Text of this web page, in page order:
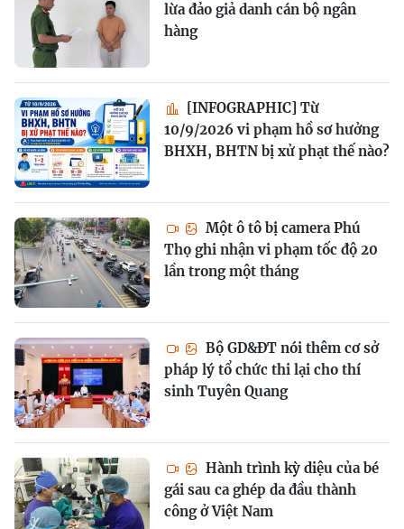
lừa đảo giả danh cán bộ ngân
hàng
[INFOGRAPHIC] Từ
10/9/2026 vi phạm hồ sơ hưởng
BHXH, BHTN bị xử phạt thế nào?
Một ô tô bị camera Phú
Thọ ghi nhận vi phạm tốc độ 20
lần trong một tháng
Bộ GD&ĐT nói thêm cơ sở
pháp lý tổ chức thi lại cho thí
sinh Tuyên Quang
Hành trình kỳ diệu của bé
gái sau ca ghép da đầu thành
công ở Việt Nam